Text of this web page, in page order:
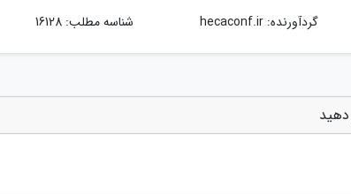
گردآورنده:hecaconf.ir شناسه مطلب: 16128